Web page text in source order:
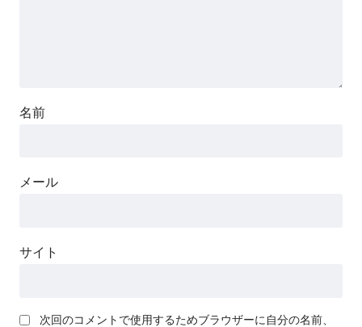
名前
メール
サイト
次回のコメントで使用するためブラウザーに自分の名前、